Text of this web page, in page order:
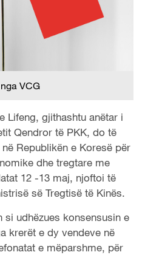
VCG
Lifeng, gjithashtu anëtar i
Qendror të PKK, do të
Republikën e Koresë për
dhe tregtare me
12 -13 maj, njoftoi të
së Tregtisë të Kinës.
udhëzues konsensusin e
krerët e dy vendeve në
e mëparshme, për